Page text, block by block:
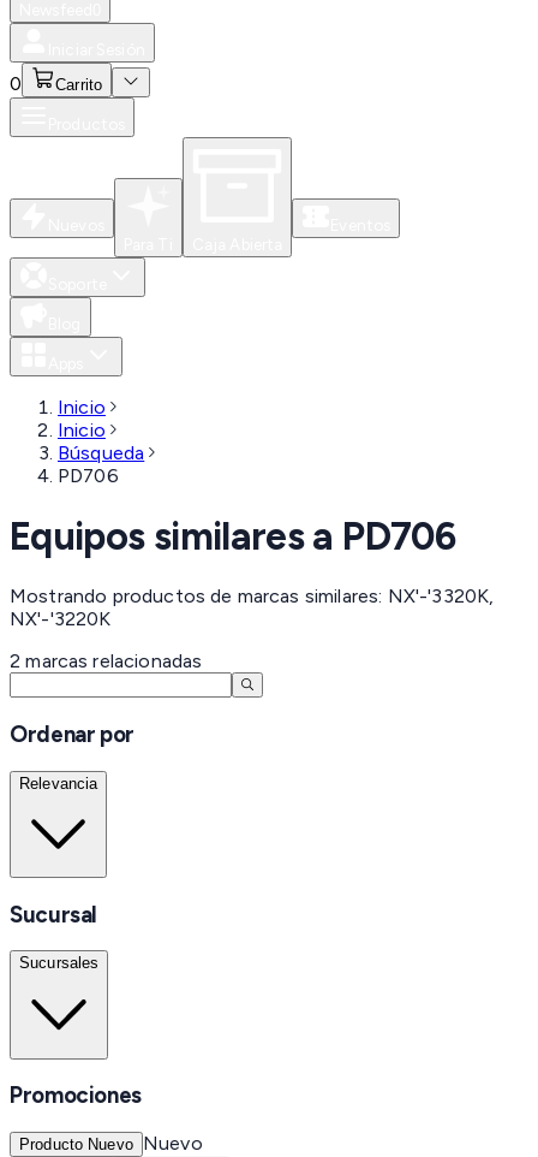
0 Carrito
Inicio
Inicio
Búsqueda
PD706
Equipos similares a PD706
Mostrando productos de marcas similares: NX'-'3320K,
NX'-'3220K
2 marcas relacionadas
Ordenar por
Relevancia
Sucursal
Sucursales
Promociones
Producto Nuevo Nuevo